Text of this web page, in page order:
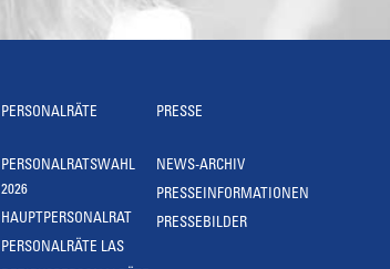
PERSONALRÄTE
PERSONALRATSWAHL
2026
HAUPTPERSONALRAT
PERSONALRÄTE LAS
PRESSE
NEWS-ARCHIV
PRESSEINFORMATIONEN
PRESSEBILDER